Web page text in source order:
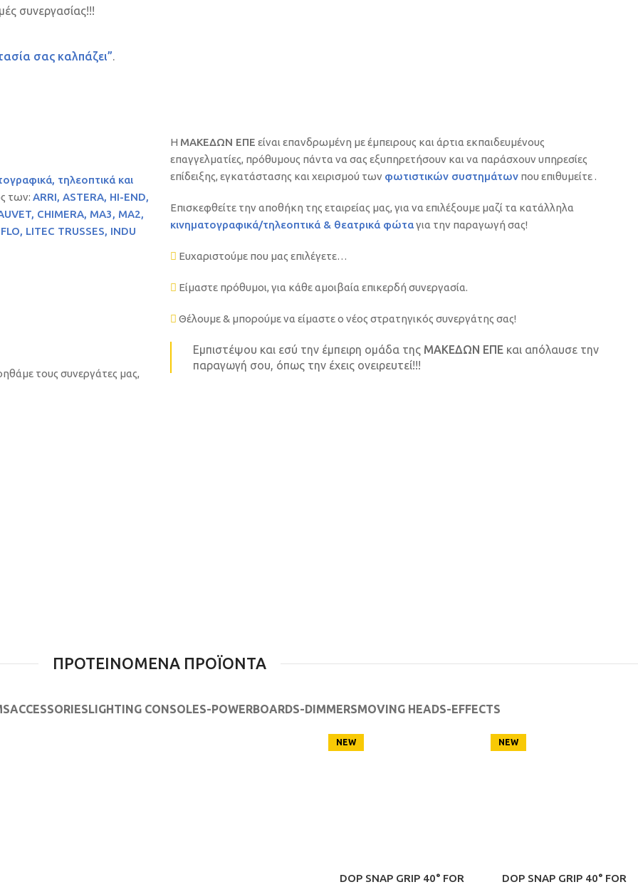
συνεργασίας!!!
σας καλπάζει”.
τηλεοπτικά και
των: ARRI, ASTERA, HI-END,
CHIMERA, MA3, MA2,
LITEC TRUSSES, INDU
τους συνεργάτες μας,
Η ΜΑΚΕΔΩΝ ΕΠΕ είναι επανδρωμένη με έμπειρους και άρτια εκπαιδευμένους
επαγγελματίες, πρόθυμους πάντα να σας εξυπηρετήσουν και να παράσχουν υπηρεσίες
επίδειξης, εγκατάστασης και χειρισμού των φωτιστικών συστημάτωνπου επιθυμείτε .
Επισκεφθείτε την αποθήκη της εταιρείας μας, για να επιλέξουμε μαζί τα κατάλληλα
κινηματογραφικά/τηλεοπτικά & θεατρικά φώταγια την παραγωγή σας!
Ευχαριστούμε που μας επιλέγετε…
Είμαστε πρόθυμοι, για κάθε αμοιβαία επικερδή συνεργασία.
Θέλουμε & μπορούμε να είμαστε ο νέος στρατηγικός συνεργάτης σας!
Εμπιστέψου και εσύ την έμπειρη ομάδα της ΜΑΚΕΔΩΝ ΕΠΕκαι απόλαυσε την
παραγωγή σου, όπως την έχεις ονειρευτεί!!!
ΠΡΟΤΕΙΝΟΜΕΝΑ ΠΡΟΪΟΝΤΑ
ACCESSORIESLIGHTING CONSOLES-POWERBOARDS-DIMMERSMOVING HEADS-EFFECTS
NEW
DOP SNAP GRIP 40° FOR
NEW
DOP SNAP GRIP 40° FOR